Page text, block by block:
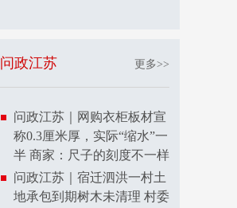
问政江苏 更多>>
问政江苏｜网购衣柜板材宣
称0.3厘米厚，实际“缩水”一
半 商家：尺子的刻度不一样
问政江苏｜宿迁泗洪一村土
地承包到期树木未清理 村委